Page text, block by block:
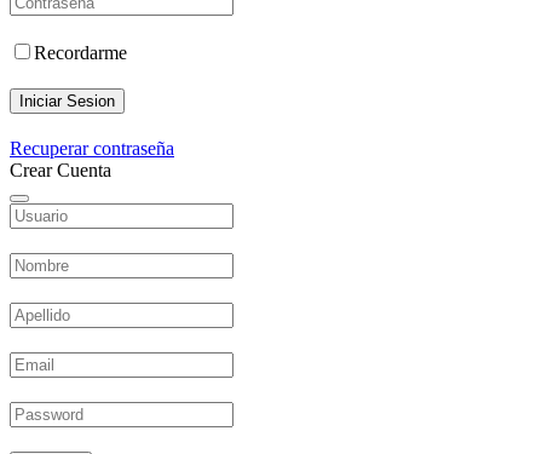
Recordarme
Iniciar Sesion
Recuperar contraseña
Crear Cuenta